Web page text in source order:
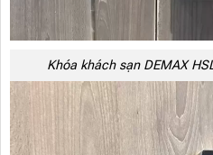
Khóa khách sạn DEMAX